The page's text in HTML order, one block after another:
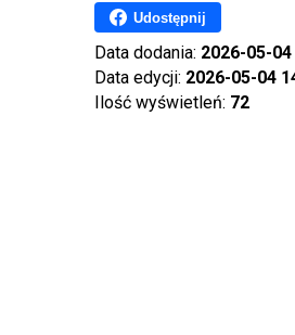
Udostępnij
Data dodania: 2026-05-
Data edycji: 2026-05-04
Ilość wyświetleń: 72